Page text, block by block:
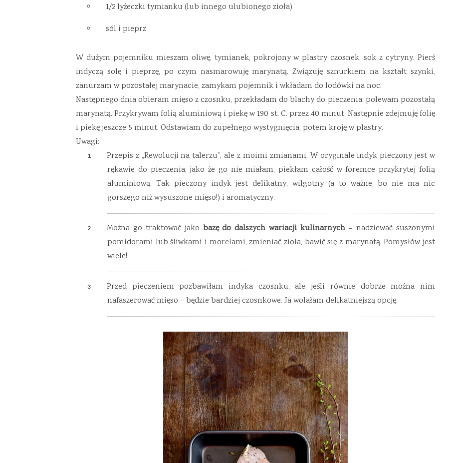
1/2 łyżeczki tymianku (lub innego ulubionego zioła)
sól i pieprz
W dużym pojemniku mieszam oliwę, tymianek, pokrojony w plastry czosnek, sok z cytryny. Pierś
indyczą solę i pieprzę, po czym nasmarowuję marynatą. Związuję sznurkiem na kształt szynki,
zanurzam w pozostałej marynacie, zamykam pojemnik i wkładam do lodówki na noc.
Następnego dnia obieram mięso z czosnku, przekładam do blachy do pieczenia, polewam pozostałą
marynatą. Przykrywam folią aluminiową i piekę w 190 st. C. przez 40 minut. Następnie zdejmuję folię
i piekę jeszcze 5 minut. Odstawiam do zupełnego wystygnięcia, potem kroję w plastry.
Uwagi:
Przepis z „Rewolucji na talerzu”, ale z moimi zmianami. W oryginale indyk pieczony jest w
rękawie do pieczenia, jako że go nie miałam, piekłam całość w foremce przykrytej folią
aluminiową. Tak pieczony indyk jest delikatny, wilgotny (a to ważne, bo nie ma nic
gorszego niż wysuszone mięso!) i aromatyczny.
Można go traktować jako bazę do dalszych wariacji kulinarnych – nadziewać suszonymi
pomidorami lub śliwkami i morelami, zmieniać zioła, bawić się z marynatą. Pomysłów jest
wiele!
Przed pieczeniem pozbawiłam indyka czosnku, ale jeśli równie dobrze można nim
nafaszerować mięso – będzie bardziej czosnkowe. Ja wolałam delikatniejszą opcję.